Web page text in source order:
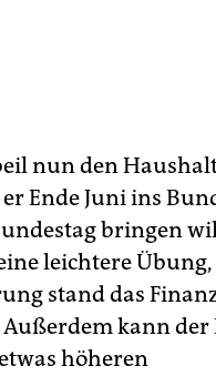
nun den
Ende Juni ins
bringen
leichtere
stand das
kann
höheren